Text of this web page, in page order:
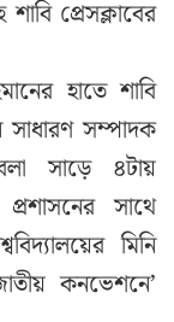
প্রেসক্লাবের
হাতে শাবি
সাধারণ সম্পাদক
সাড়ে ৪টায়
সাথে
মিনি
কনভেশনে’